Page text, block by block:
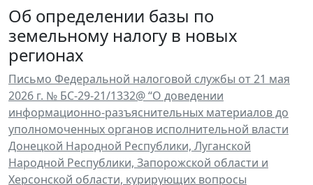
Об определении базы по
земельному налогу в новых
регионах
Письмо Федеральной налоговой службы от 21 мая
2026 г. № БС-29-21/1332@ “О доведении
информационно-разъяснительных материалов до
уполномоченных органов исполнительной власти
Донецкой Народной Республики, Луганской
Народной Республики, Запорожской области и
Херсонской области, курирующих вопросы